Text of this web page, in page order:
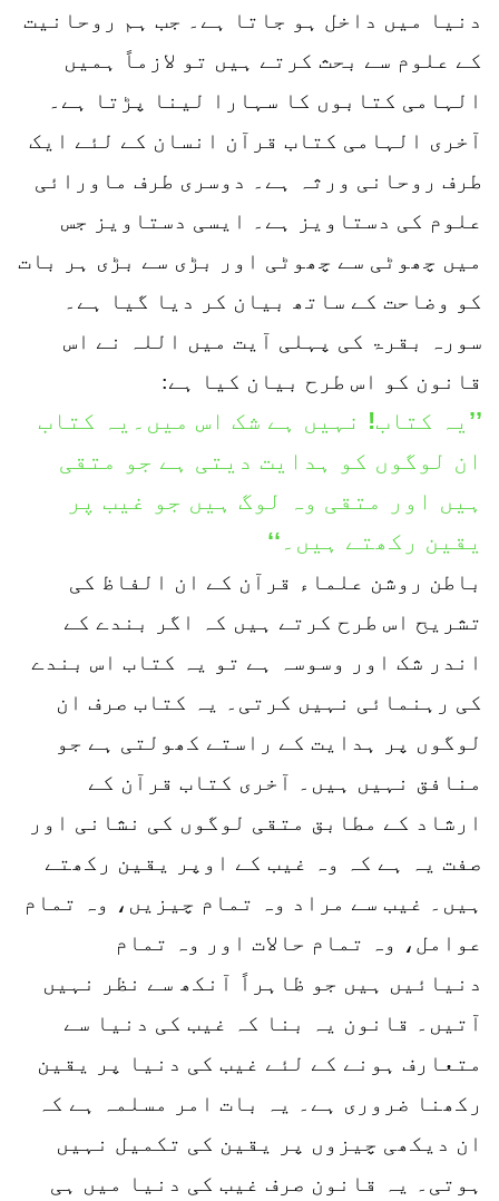
دنیا میں داخل ہو جاتا ہے۔ جب ہم روحانیت
کے علوم سے بحث کرتے ہیں تو لازماً ہمیں
الہامی کتابوں کا سہارا لینا پڑتا ہے۔
آخری الہامی کتاب قرآن انسان کے لئے ایک
طرف روحانی ورثہ ہے۔ دوسری طرف ماورائی
علوم کی دستاویز ہے۔ ایسی دستاویز جس
میں چھوٹی سے چھوٹی اور بڑی سے بڑی ہر بات
کو وضاحت کے ساتھ بیان کر دیا گیا ہے۔
سورہ بقرۃ کی پہلی آیت میں اللہ نے اس
قانون کو اس طرح بیان کیا ہے:
’’یہ کتاب! نہیں ہے شک اس میں۔یہ کتاب
ان لوگوں کو ہدایت دیتی ہے جو متقی
ہیں اور متقی وہ لوگ ہیں جو غیب پر
یقین رکھتے ہیں۔‘‘
باطن روشن علماء قرآن کے ان الفاظ کی
تشریح اس طرح کرتے ہیں کہ اگر بندے کے
اندر شک اور وسوسہ ہے تو یہ کتاب اس بندے
کی رہنمائی نہیں کرتی۔ یہ کتاب صرف ان
لوگوں پر ہدایت کے راستے کھولتی ہے جو
منافق نہیں ہیں۔ آخری کتاب قرآن کے
ارشاد کے مطابق متقی لوگوں کی نشانی اور
صفت یہ ہے کہ وہ غیب کے اوپر یقین رکھتے
ہیں۔ غیب سے مراد وہ تمام چیزیں، وہ تمام
عوامل، وہ تمام حالات اور وہ تمام
دنیائیں ہیں جو ظاہراً آنکھ سے نظر نہیں
آتیں۔ قانون یہ بنا کہ غیب کی دنیا سے
متعارف ہونے کے لئے غیب کی دنیا پر یقین
رکھنا ضروری ہے۔ یہ بات امر مسلمہ ہے کہ
ان دیکھی چیزوں پر یقین کی تکمیل نہیں
ہوتی۔ یہ قانون صرف غیب کی دنیا میں ہی